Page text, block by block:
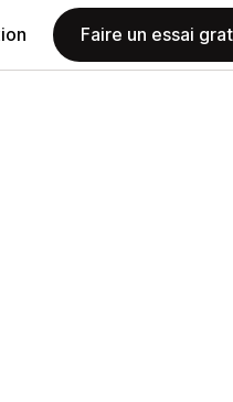
Faire un essai